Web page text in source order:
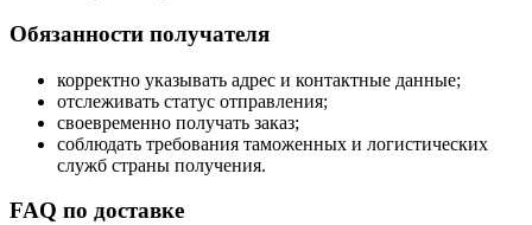
Обязанности получателя
корректно указывать адрес и контактные данные;
отслеживать статус отправления;
своевременно получать заказ;
соблюдать требования таможенных и логистических
служб страны получения.
FAQ по доставке